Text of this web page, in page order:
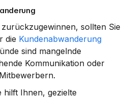
sollten Sie
die Kundenabwanderung
sind mangelnde
Kommunikation oder
hilft Ihnen, gezielte